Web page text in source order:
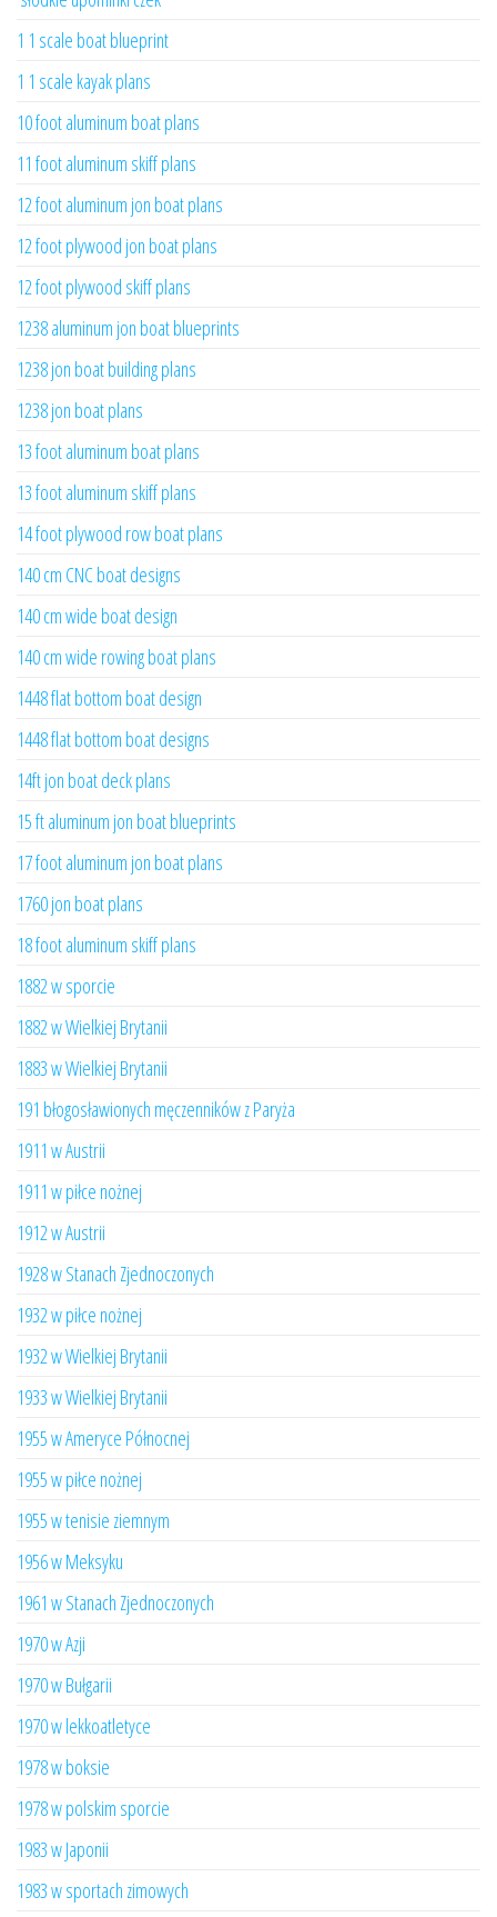
1 1 scale boat blueprint
1 1 scale kayak plans
10 foot aluminum boat plans
11 foot aluminum skiff plans
12 foot aluminum jon boat plans
12 foot plywood jon boat plans
12 foot plywood skiff plans
1238 aluminum jon boat blueprints
1238 jon boat building plans
1238 jon boat plans
13 foot aluminum boat plans
13 foot aluminum skiff plans
14 foot plywood row boat plans
140 cm CNC boat designs
140 cm wide boat design
140 cm wide rowing boat plans
1448 flat bottom boat design
1448 flat bottom boat designs
14ft jon boat deck plans
15 ft aluminum jon boat blueprints
17 foot aluminum jon boat plans
1760 jon boat plans
18 foot aluminum skiff plans
1882 w sporcie
1882 w Wielkiej Brytanii
1883 w Wielkiej Brytanii
191 błogosławionych męczenników z Paryża
1911 w Austrii
1911 w piłce nożnej
1912 w Austrii
1928 w Stanach Zjednoczonych
1932 w piłce nożnej
1932 w Wielkiej Brytanii
1933 w Wielkiej Brytanii
1955 w Ameryce Północnej
1955 w piłce nożnej
1955 w tenisie ziemnym
1956 w Meksyku
1961 w Stanach Zjednoczonych
1970 w Azji
1970 w Bułgarii
1970 w lekkoatletyce
1978 w boksie
1978 w polskim sporcie
1983 w Japonii
1983 w sportach zimowych